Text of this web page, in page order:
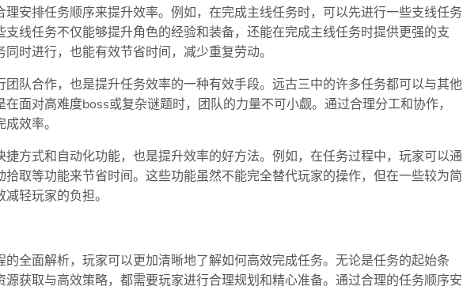
理安排任务顺序来提升效率。例如，在完成主线任务时，可以先进行一些支线任务
支线任务不仅能够提升角色的经验和装备，还能在完成主线任务时提供更强的支
时进行，也能有效节省时间，减少重复劳动。
团队合作，也是提升任务效率的一种有效手段。远古三中的许多任务都可以与其他
面对高难度boss或复杂谜题时，团队的力量不可小觑。通过合理分工和协作，
效率。
捷方式和自动化功能，也是提升效率的好方法。例如，在任务过程中，玩家可以通
拾取等功能来节省时间。这些功能虽然不能完全替代玩家的操作，但在一些较为简
轻玩家的负担。
的全面解析，玩家可以更加清晰地了解如何高效完成任务。无论是任务的起始条
源获取与高效策略，都需要玩家进行合理规划和精心准备。通过合理的任务顺序安